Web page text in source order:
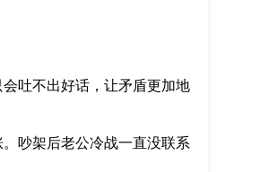
吐不出好话，让矛盾更加地
吵架后老公冷战一直没联系